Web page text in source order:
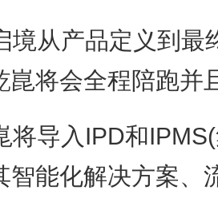
境从产品定义到最
崑将会全程陪跑并
将导入IPD和
智能化解决方案、